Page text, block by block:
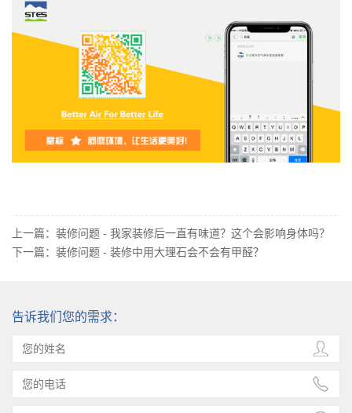
上一篇： 装修问题 - 我家装修后一直有味道？这个会影响身体吗？
下一篇： 装修问题 - 装修中用大理石会不会有甲醛？
告诉我们您的需求：